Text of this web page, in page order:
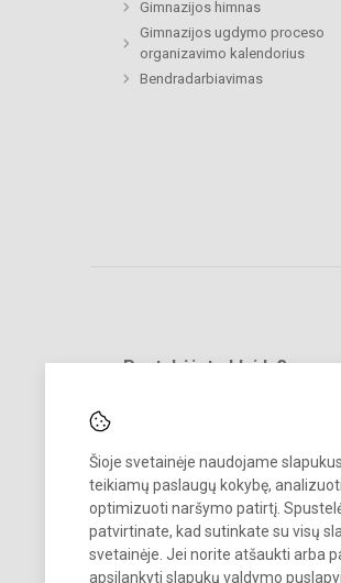
Šioje svetainėje naudojame
teikiamų paslaugų kokybę,
optimizuoti naršymo patirtį.
patvirtinate, kad sutinkate su visų
svetainėje. Jei norite atšaukti arba
apsilankyti slapukų valdymo
Gimnazijos himnas
Gimnazijos ugdymo proceso
organizavimo kalendorius
Bendradarbiavimas
Pastabėjote klaidų?